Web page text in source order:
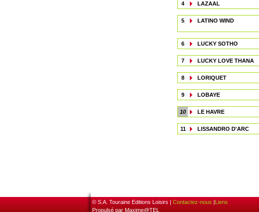
4 LAZAAL
5 LATINO WIND
6 LUCKY SOTHO
7 LUCKY LOVE THANA
8 LORIQUET
9 LOBAYE
10 LE HAVRE
11 LISSANDRO D'ARC
© S.A. Touraine Editions Loisirs | Contactez-nous |Liens
Propulsé par Maxime@TEL